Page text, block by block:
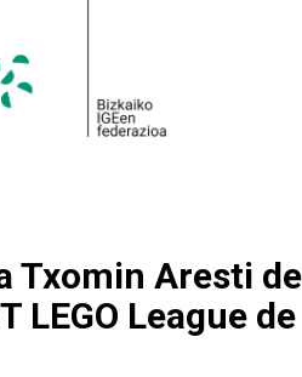
Txomin Aresti
LEGO League